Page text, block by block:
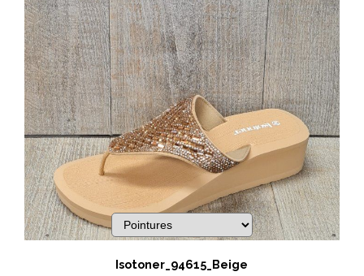
Isotoner_94615_Beige